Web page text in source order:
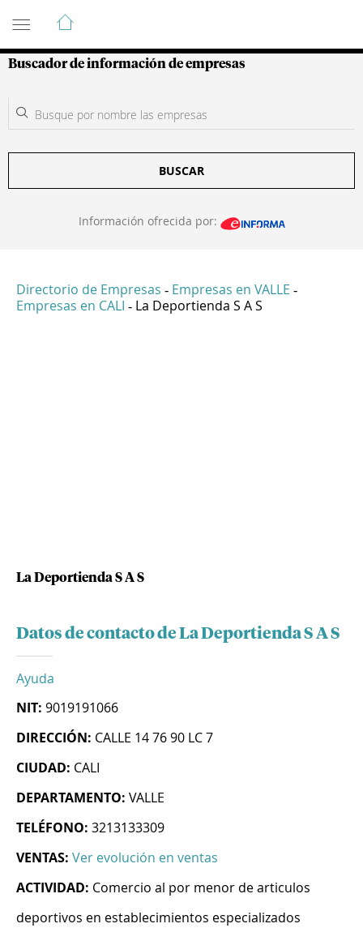
Guía de Empresas Colombianas
Buscador de información de empresas
BUSCAR
Información ofrecida por:
Directorio de Empresas - Empresas en VALLE -
Empresas en CALI - La Deportienda S A S
La Deportienda S A S
Datos de contacto de La Deportienda S A S
Ayuda
NIT: 9019191066
DIRECCIÓN: CALLE 14 76 90 LC 7
CIUDAD: CALI
DEPARTAMENTO: VALLE
TELÉFONO: 3213133309
VENTAS: Ver evolución en ventas
ACTIVIDAD: Comercio al por menor de articulos
deportivos en establecimientos especializados